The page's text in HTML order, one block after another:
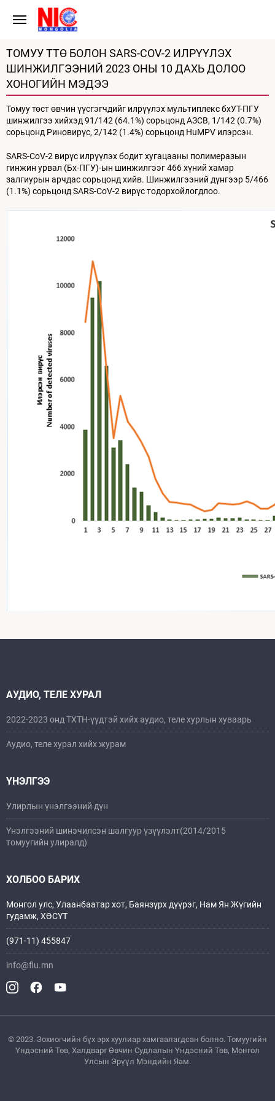
ТОМУУ ТТӨ БОЛОН SARS-COV-2 ИЛРҮҮЛЭХ
ШИНЖИЛГЭЭНИЙ 2023 ОНЫ 10 ДАХЬ ДОЛОО
ХОНОГИЙН МЭДЭЭ
Томуу төст өвчин үүсгэгчдийг илрүүлэх мультиплекс бхУТ-ПГУ
шинжилгээ хийхэд 91/142 (64.1%) сорьцонд АЗСВ, 1/142 (0.7%)
сорьцонд Риновирүс, 2/142 (1.4%) сорьцонд HuMPV илэрсэн.
SARS-CoV-2 вирүс илрүүлэх бодит хугацааны полимеразын
гинжин урвал (Бх-ПГУ)-ын шинжилгээг 466 хүний хамар
залгиурын арчдас сорьцонд хийв. Шинжилгээний дүнгээр 5/466
(1.1%) сорьцонд SARS-CoV-2 вирүс тодорхойлогдлоо.
АУДИО, ТЕЛЕ ХУРАЛ
2022-2023 онд ТХТН-үүдтэй хийх аудио, теле хурлын хуваарь
Аудио, теле хурал хийх журам
ҮНЭЛГЭЭ
Улирлын үнэлгээний дүн
Үнэлгээний шинэчилсэн шалгуур үзүүлэлт(2014/2015
томуугийн улиралд)
ХОЛБОО БАРИХ
Монгол улс, Улаанбаатар хот, Баянзүрх дүүрэг, Нам Ян Жүгийн
гудамж, ХӨСҮТ
(971-11) 455847
info@flu.mn
© 2023. Зохиогчийн бүх эрх хуулиар хамгаалагдсан болно. Томуугийн
Үндэсний Төв, Xалдварт Өвчин Судлалын Үндэсний Төв, Монгол
Улсын Эрүүл Мэндийн Яам.